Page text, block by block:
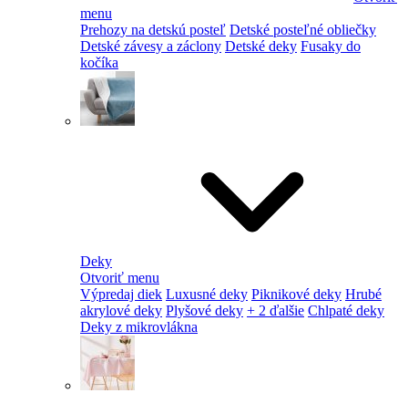
menu
Prehozy na detskú posteľ Detské posteľné obliečky
Detské závesy a záclony Detské deky Fusaky do
kočíka
Deky
Otvoriť menu
Výpredaj diek Luxusné deky Piknikové deky Hrubé
akrylové deky Plyšové deky + 2 ďalšie Chlpaté deky
Deky z mikrovlákna